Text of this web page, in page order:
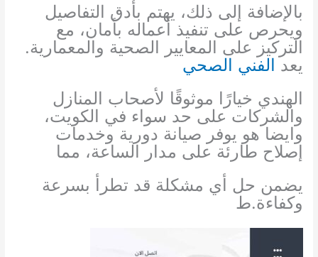
بالإضافة إلى ذلك، يهتم بأدق التفاصيل
ويحرص على تنفيذ أعماله بأمان، مع
التركيز على المعايير الصحية والمعمارية.
يعد الفني الصحي
الهندي خيارًا موثوقًا لأصحاب المنازل
والشركات على حد سواء في الكويت،
وايضا هو يوفر صيانة دورية وخدمات
إصلاح طارئة على مدار الساعة، مما
يضمن حل أي مشكلة قد تطرأ بسرعة
وكفاءة.ط